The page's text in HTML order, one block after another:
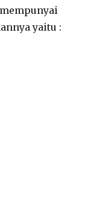
mempunyai
yaitu :